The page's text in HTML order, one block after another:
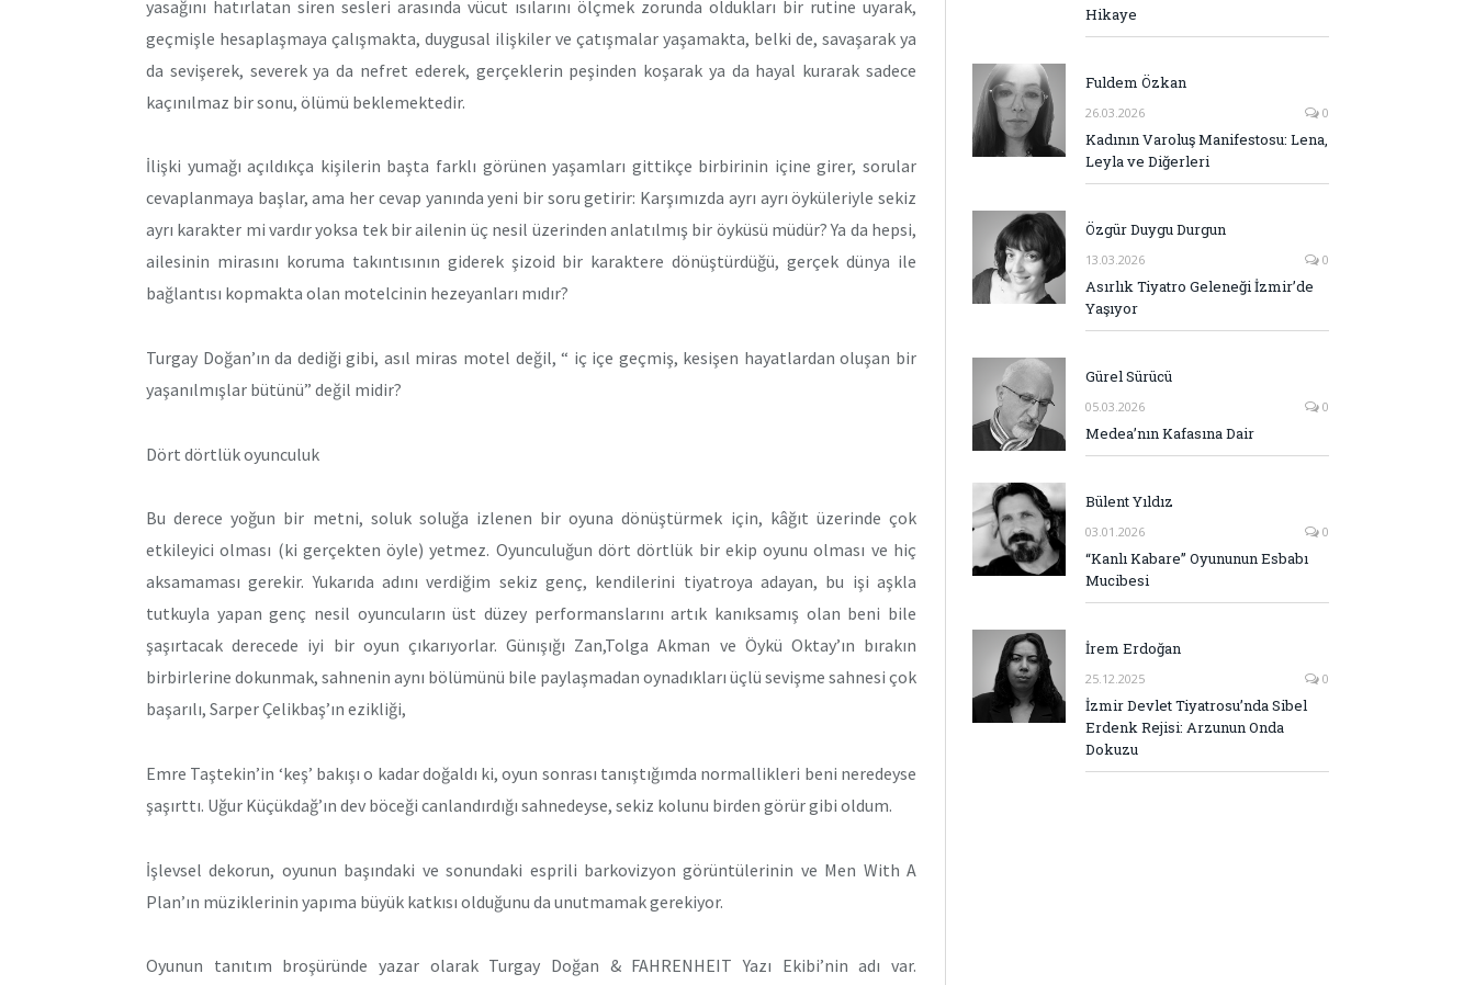
yasağını hatırlatan siren sesleri arasında vücut ısılarını ölçmek zorunda oldukları bir rutine uyarak,
geçmişle hesaplaşmaya çalışmakta, duygusal ilişkiler ve çatışmalar yaşamakta, belki de, savaşarak ya
da sevişerek, severek ya da nefret ederek, gerçeklerin peşinden koşarak ya da hayal kurarak sadece
kaçınılmaz bir sonu, ölümü beklemektedir.
İlişki yumağı açıldıkça kişilerin başta farklı görünen yaşamları gittikçe birbirinin içine girer, sorular
cevaplanmaya başlar, ama her cevap yanında yeni bir soru getirir: Karşımızda ayrı ayrı öyküleriyle sekiz
ayrı karakter mi vardır yoksa tek bir ailenin üç nesil üzerinden anlatılmış bir öyküsü müdür? Ya da hepsi,
ailesinin mirasını koruma takıntısının giderek şizoid bir karaktere dönüştürdüğü, gerçek dünya ile
bağlantısı kopmakta olan motelcinin hezeyanları mıdır?
Turgay Doğan’ın da dediği gibi, asıl miras motel değil, “ iç içe geçmiş, kesişen hayatlardan oluşan bir
yaşanılmışlar bütünü” değil midir?
Dört dörtlük oyunculuk
Bu derece yoğun bir metni, soluk soluğa izlenen bir oyuna dönüştürmek için, kâğıt üzerinde çok
etkileyici olması (ki gerçekten öyle) yetmez. Oyunculuğun dört dörtlük bir ekip oyunu olması ve hiç
aksamaması gerekir. Yukarıda adını verdiğim sekiz genç, kendilerini tiyatroya adayan, bu işi aşkla
tutkuyla yapan genç nesil oyuncuların üst düzey performanslarını artık kanıksamış olan beni bile
şaşırtacak derecede iyi bir oyun çıkarıyorlar. Günışığı Zan,Tolga Akman ve Öykü Oktay’ın bırakın
birbirlerine dokunmak, sahnenin aynı bölümünü bile paylaşmadan oynadıkları üçlü sevişme sahnesi çok
başarılı, Sarper Çelikbaş’ın ezikliği,
Emre Taştekin’in ‘keş’ bakışı o kadar doğaldı ki, oyun sonrası tanıştığımda normallikleri beni neredeyse
şaşırttı. Uğur Küçükdağ’ın dev böceği canlandırdığı sahnedeyse, sekiz kolunu birden görür gibi oldum.
İşlevsel dekorun, oyunun başındaki ve sonundaki esprili barkovizyon görüntülerinin ve Men With A
Plan’ın müziklerinin yapıma büyük katkısı olduğunu da unutmamak gerekiyor.
Oyunun tanıtım broşüründe yazar olarak Turgay Doğan & FAHRENHEIT Yazı Ekibi’nin adı var.
Hikaye
Fuldem Özkan
26.03.2026 0
Kadının Varoluş Manifestosu: Lena,
Leyla ve Diğerleri
Özgür Duygu Durgun
13.03.2026 0
Asırlık Tiyatro Geleneği İzmir’de
Yaşıyor
Gürel Sürücü
05.03.2026 0
Medea’nın Kafasına Dair
Bülent Yıldız
03.01.2026 0
“Kanlı Kabare” Oyununun Esbabı
Mucibesi
İrem Erdoğan
25.12.2025 0
İzmir Devlet Tiyatrosu’nda Sibel
Erdenk Rejisi: Arzunun Onda
Dokuzu